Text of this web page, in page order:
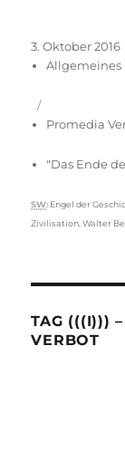
Veröffentlicht
am
3. Oktober 2016
Allgemeines
Promedia
"Das Ende
Schlagwörter
SW: Engel der
Zivilisation,Walter
TAG (((I)))
VERBOT